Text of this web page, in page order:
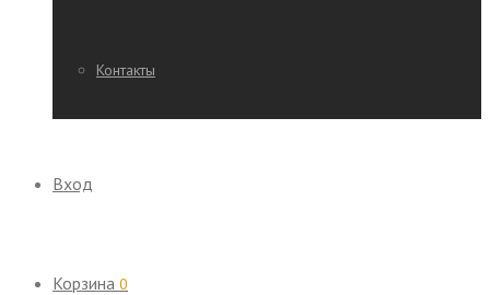
Контакты
Вход
Корзина 0